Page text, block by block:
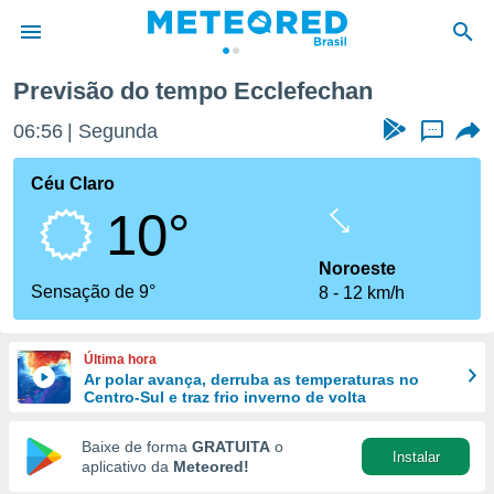
da
fornecidas
a este
das
e
forma
digital
Previsão do tempo Ecclefechan
06:56 Segunda ...
Céu Claro
10°
Sensação de 9°
Noroeste
8
12 km/h
Última hora
Ar polar avança, derruba as temperaturas no
Centro-Sul e traz frio inverno de volta
Baixe de forma GRATUITA o
aplicativo da Meteored!
Instalar